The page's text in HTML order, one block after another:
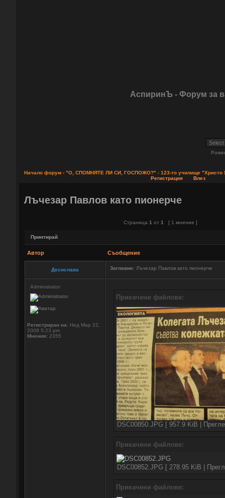
АспиринЪ - Форум за
Начало форум ‹ "О, СПОМНЯТЕ ЛИ СИ, ГОСПОЖО?" ‹ 123-то училище "Христо
Регистрация
Влез
Лъчезар Павлов като пионерче
Страница 1 от 1 [ 1 мнение ]
Принтирай
Автор Съобщение
Десислава Заглавие: Лъчезар Павлов като пионерче
Administrator
Регистриран на: Нед Мар 22,
2009 5:23 pm
Мнения: 2355
Прикачени файлове:
DSC00850.JPG [ 957.9 KiB |
Прикачени файлове:
DSC00852.JPG [ 278.95 KiB |
Прикачени файлове: